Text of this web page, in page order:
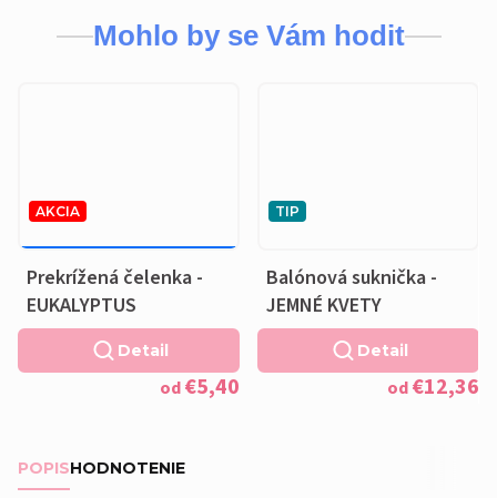
Mohlo by se Vám hodit
AKCIA
Prekrížená čelenka -
EUKALYPTUS
od€5,40
Detail
TIP
Balónová suknička -
JEMNÉ KVETY
od€12,36
Detail
POPISHODNOTENIE